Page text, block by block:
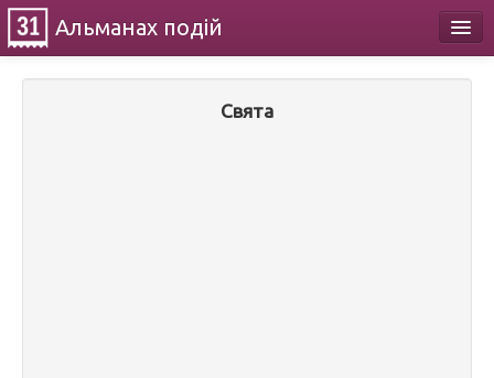
Альманах подій
Свята